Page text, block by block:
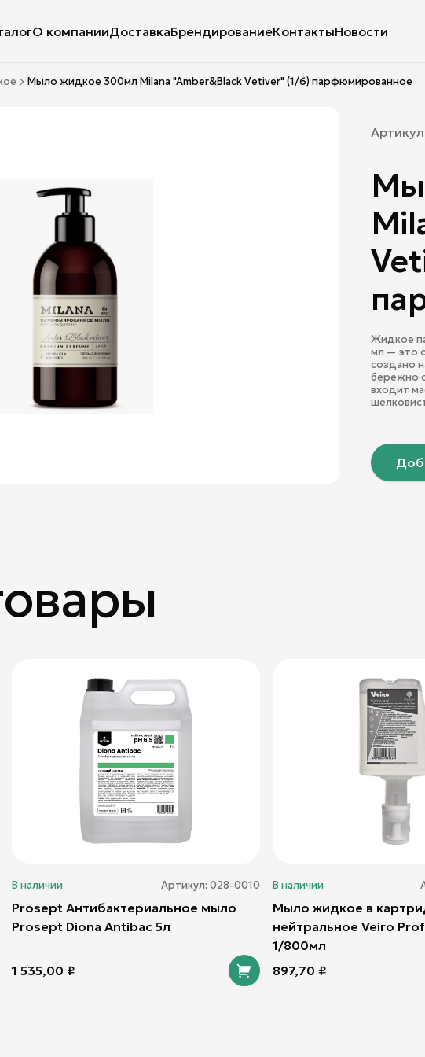
О компанииДоставкаБрендированиеКонтактыНовости
Мыло жидкое 300мл Milana "Amber&Black Vetiver" (1/6) парфюмированное
Жидкое
мл — это
создано
бережно
входит
В наличии Артикул: 028-0010
Prosept Антибактериальное мыло
Prosept Diona Antibac 5л
1 535,00 ₽
В наличии
Мыло жидкое в
нейтральное Veiro
1/800мл
897,70 ₽